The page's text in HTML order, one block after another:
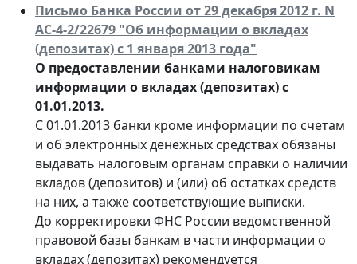
Письмо Банка России от 29 декабря 2012 г. N
АС-4-2/22679 "Об информации о вкладах
(депозитах) с 1 января 2013 года"
О предоставлении банками налоговикам
информации о вкладах (депозитах) с
01.01.2013.
С 01.01.2013 банки кроме информации по счетам
и об электронных денежных средствах обязаны
выдавать налоговым органам справки о наличии
вкладов (депозитов) и (или) об остатках средств
на них, а также соответствующие выписки.
До корректировки ФНС России ведомственной
правовой базы банкам в части информации о
вкладах (депозитах) рекомендуется